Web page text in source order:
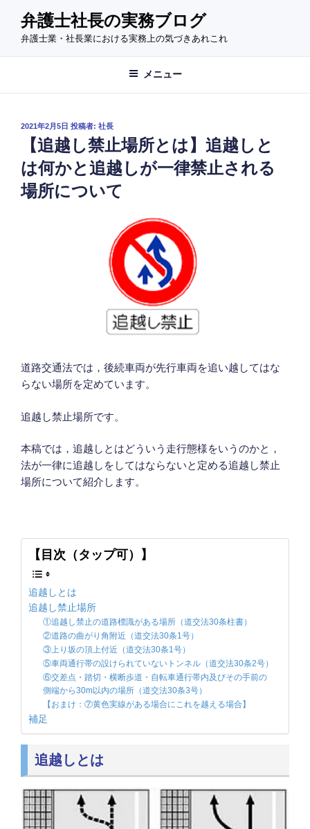
ン
へ
弁護士社長の実務ブログ
弁護士業・社長業における実務上の気づきあれこれ
メニュー
投
2021年2月5日 投稿者: 社長
【追越し禁止場所とは】追越しと
は何かと追越しが一律禁止される
場所について
道路交通法では，後続車両が先行車両を追い越してはな
らない場所を定めています。
追越し禁止場所です。
本稿では，追越しとはどういう走行態様をいうのかと，
法が一律に追越しをしてはならないと定める追越し禁止
場所について紹介します。
【目次（タップ可）】
追越しとは
追越し禁止場所
①追越し禁止の道路標識がある場所（道交法30条柱書）
②道路の曲がり角附近（道交法30条1号）
③上り坂の頂上付近（道交法30条1号）
⑤車両通行帯の設けられていないトンネル（道交法30条2号）
⑥交差点・踏切・横断歩道・自転車通行帯内及びその手前の
側端から30m以内の場所（道交法30条3号）
【おまけ：⑦黄色実線がある場合にこれを越える場合】
補足
追越しとは